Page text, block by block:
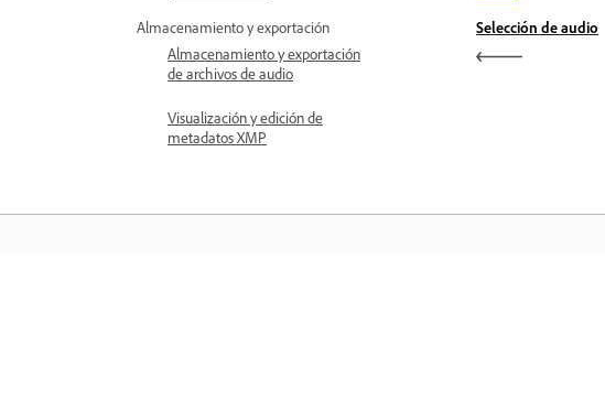
Almacenamiento y exportación
Almacenamiento y exportación
de archivos de audio
Visualización y edición de
metadatos XMP
Selección de audio